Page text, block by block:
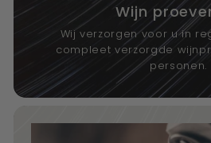
Wijn
Wij verzorgen voor u in
compleet verzorgde
personen.